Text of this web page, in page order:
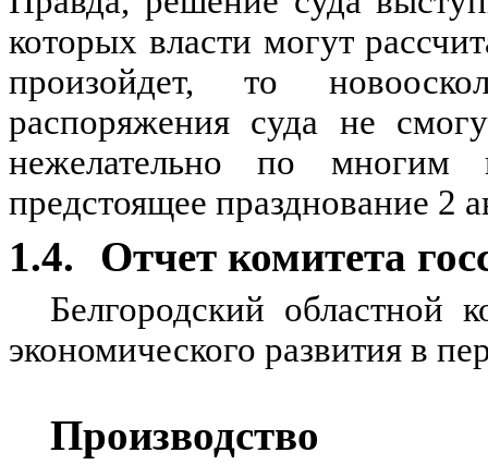
которых власти могут
произойдет, то
распоряжения суда не
нежелательно по
предстоящее празднование 2
1.4. Отчет комитета
Белгородский областной
экономического развития в
Производство